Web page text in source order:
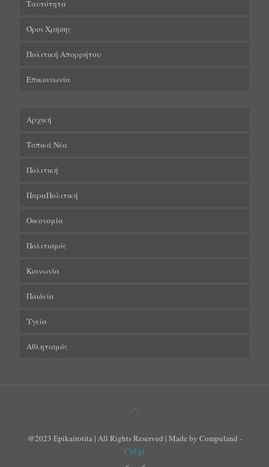
Ταυτότητα
Όροι Χρήσης
Πολιτική Απορρήτου
Επικοινωνία
Αρχική
Τοπικά Νέα
Πολιτική
ΠαραΠολιτική
Οικονομία
Πολιτισμός
Κοινωνία
Παιδεία
Υγεία
Αθλητισμός
@2023 Epikairotita | All Rights Reserved | Made by Compuland -
Cld.gr